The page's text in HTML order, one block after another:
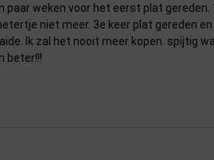
paar weken voor het eerst plat gereden.
niet meer. 3e keer plat gereden
Ik zal het nooit meer kopen. spijtig
beter!!!